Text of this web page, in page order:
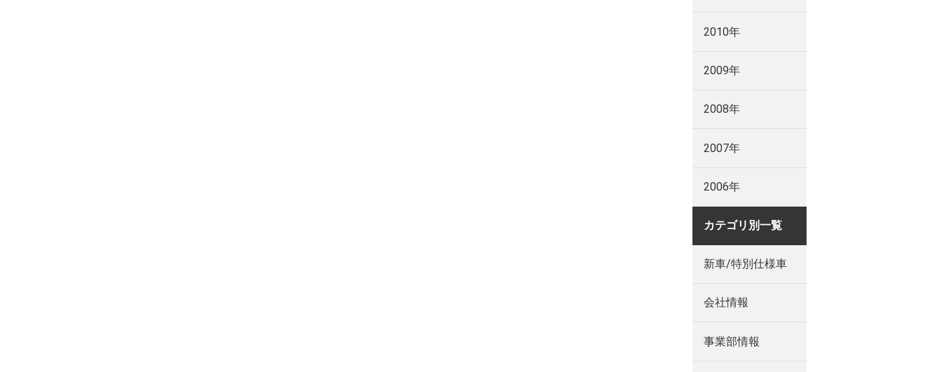
2010年
2009年
2008年
2007年
2006年
カテゴリ別一覧
新車/特別仕様車
会社情報
事業部情報